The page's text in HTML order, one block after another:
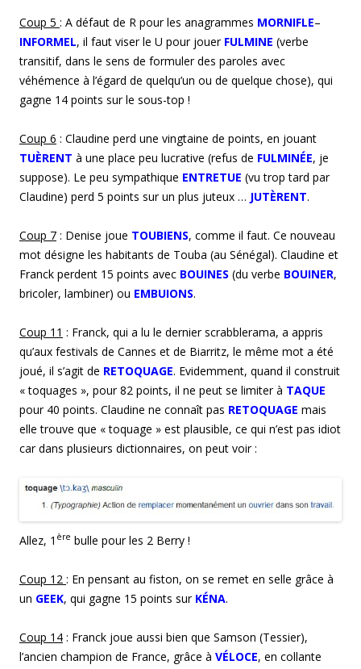
Coup 5 : A défaut de R pour les anagrammes MORNIFLE–
INFORMEL, il faut viser le U pour jouer FULMINE (verbe
transitif, dans le sens de formuler des paroles avec
véhémence à l’égard de quelqu’un ou de quelque chose), qui
gagne 14 points sur le sous-top !
Coup 6 : Claudine perd une vingtaine de points, en jouant
TUÈRENT à une place peu lucrative (refus de FULMINÉE, je
suppose). Le peu sympathique ENTRETUE (vu trop tard par
Claudine) perd 5 points sur un plus juteux … JUTÈRENT.
Coup 7 : Denise joue TOUBIENS, comme il faut. Ce nouveau
mot désigne les habitants de Touba (au Sénégal). Claudine et
Franck perdent 15 points avec BOUINES (du verbe BOUINER,
bricoler, lambiner) ou EMBUIONS.
Coup 11 : Franck, qui a lu le dernier scrabblerama, a appris
qu’aux festivals de Cannes et de Biarritz, le même mot a été
joué, il s’agit de RETOQUAGE. Evidemment, quand il construit
« toquages », pour 82 points, il ne peut se limiter à TAQUE
pour 40 points. Claudine ne connaît pas RETOQUAGE mais
elle trouve que « toquage » est plausible, ce qui n’est pas idiot
car dans plusieurs dictionnaires, on peut voir :
Allez, 1 ère bulle pour les 2 Berry !
Coup 1 2 : En pensant au fiston, on se remet en selle grâce à
un GEEK, qui gagne 15 points sur KÉNA.
Coup 1 4 : Franck joue aussi bien que Samson (Tessier),
l’ancien champion de France, grâce à VÉLOCE, en collante